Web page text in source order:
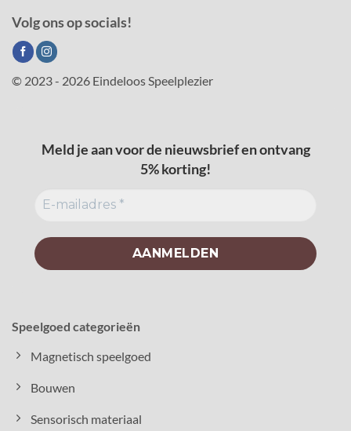
Volg ons op socials!
© 2023 - 2026 Eindeloos Speelplezier
Meld je aan voor de nieuwsbrief en ontvang
5% korting!
Speelgoed categorieën
Magnetisch speelgoed
Bouwen
Sensorisch materiaal